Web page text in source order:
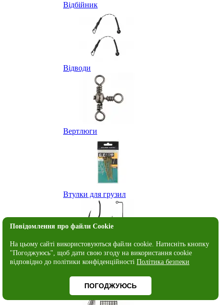
Відбійник
Відводи
Вертлюги
Втулки для грузил
Гачки
Повідомлення про файли Cookie
На цьому сайті використовуються файли cookie. Натисніть кнопку
"Погоджуюсь", щоб дати свою згоду на використання cookie
відповідно до політики конфіденційності Політика безпеки
ПОГОДЖУЮСЬ